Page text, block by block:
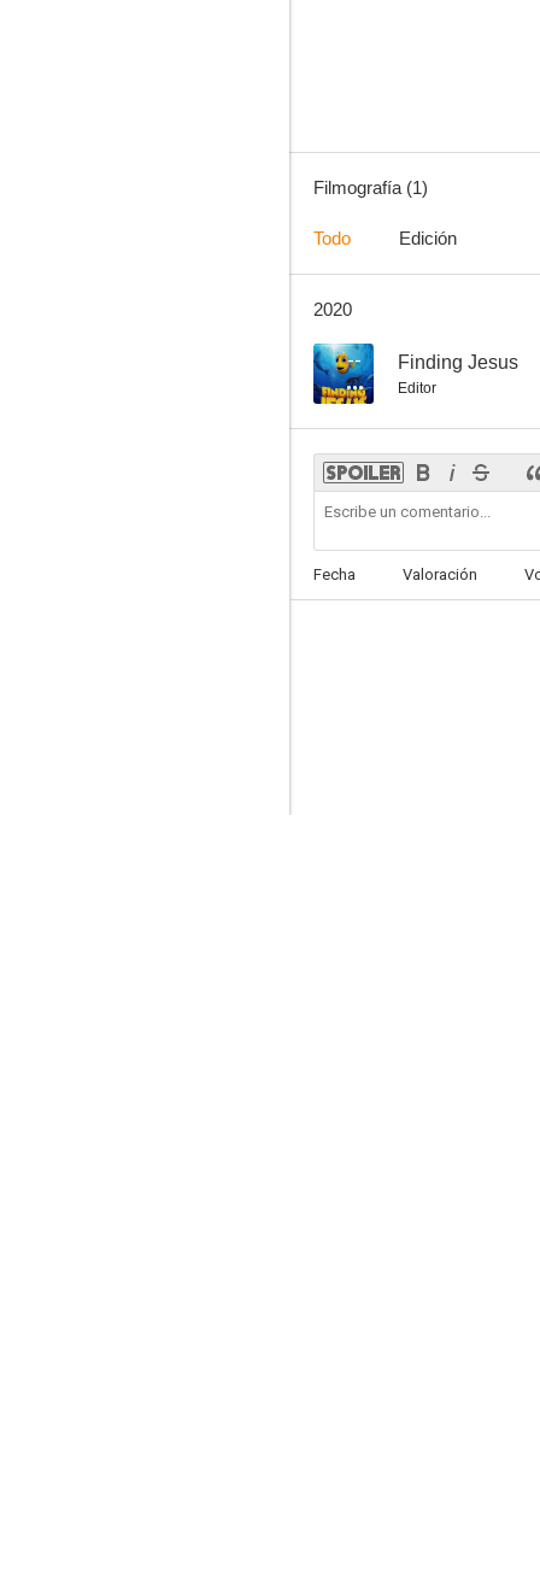
Filmografía (1)
Todo Edición
2020
-- Finding Jesus
Editor
Fecha Valoración